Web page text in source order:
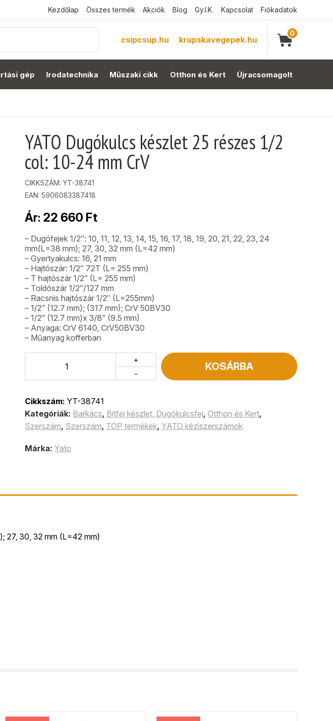
Kezdőlap Összes termék Akciók Blog Gy.I.K. Kapcsolat Fiókadatok
csipcsup.hu krupskavegepek.hu
0
gép Irodatechnika Műszaki cikk Otthon és Kert Újracsomagolt
YATO Dugókulcs készlet 25 részes 1/2
col: 10-24 mm CrV
CIKKSZÁM: YT-38741
EAN: 5906083387418
Ár: 22 660 Ft
– Dugófejek 1/2″: 10, 11, 12, 13, 14, 15, 16, 17, 18, 19, 20, 21, 22, 23, 24
mm(L=38 mm); 27, 30, 32 mm (L=42 mm)
– Gyertyakulcs: 16, 21 mm
– Hajtószár: 1/2″ 72T (L= 255 mm)
– T hajtószár 1/2″ (L= 255 mm)
– Toldószár 1/2″/127 mm
– Racsnis hajtószár 1/2″ (L=255mm)
– 1/2” (12.7 mm); (317 mm); CrV 50BV30
– 1/2” (12.7 mm)x 3/8” (9.5 mm)
– Anyaga: CrV 6140, CrV50BV30
– Műanyag kofferban
-
+
KOSÁRBA
Cikkszám: YT-38741
Kategóriák: Barkács, Bitfej készlet, Dugókulcsfej, Otthon és Kert,
Szerszám, Szerszám, TOP termékek, YATO kéziszerszámok
Márka: Yato
27, 30, 32 mm (L=42 mm)